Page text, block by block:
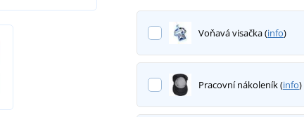
Voňavá visačka (info)
Pracovní nákoleník (info)